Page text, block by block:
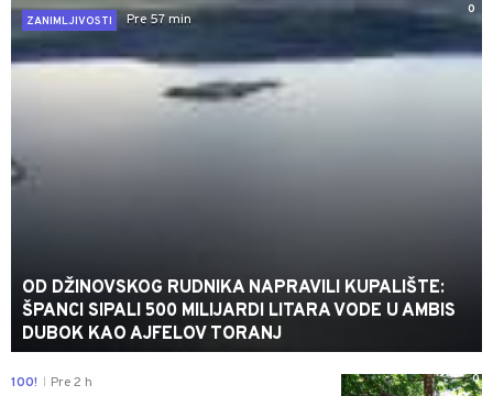
0
ZANIMLJIVOSTI
Pre 57 min
OD DŽINOVSKOG RUDNIKA NAPRAVILI KUPALIŠTE:
ŠPANCI SIPALI 500 MILIJARDI LITARA VODE U AMBIS
DUBOK KAO AJFELOV TORANJ
0
100! Pre 2 h